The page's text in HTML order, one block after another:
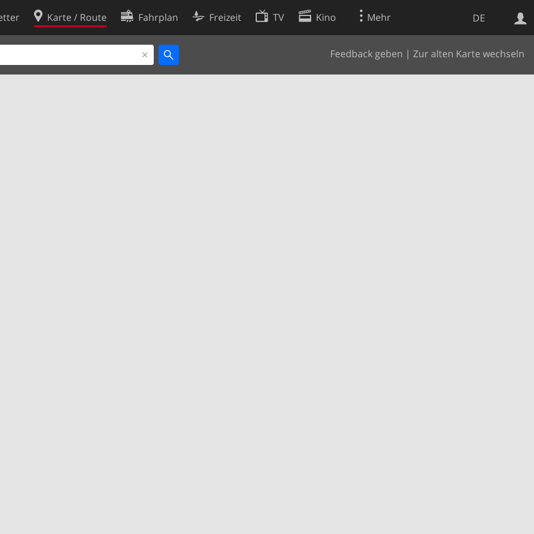
DE
Karte / Route Fahrplan Freizeit TV Kino Mehr
Feedback geben | Zur alten Karte wechseln
Websuche
Cookie-Richtlinie
Cookie-Einstellungen